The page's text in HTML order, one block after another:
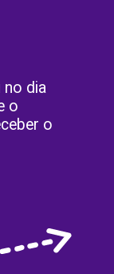
no dia
o
o